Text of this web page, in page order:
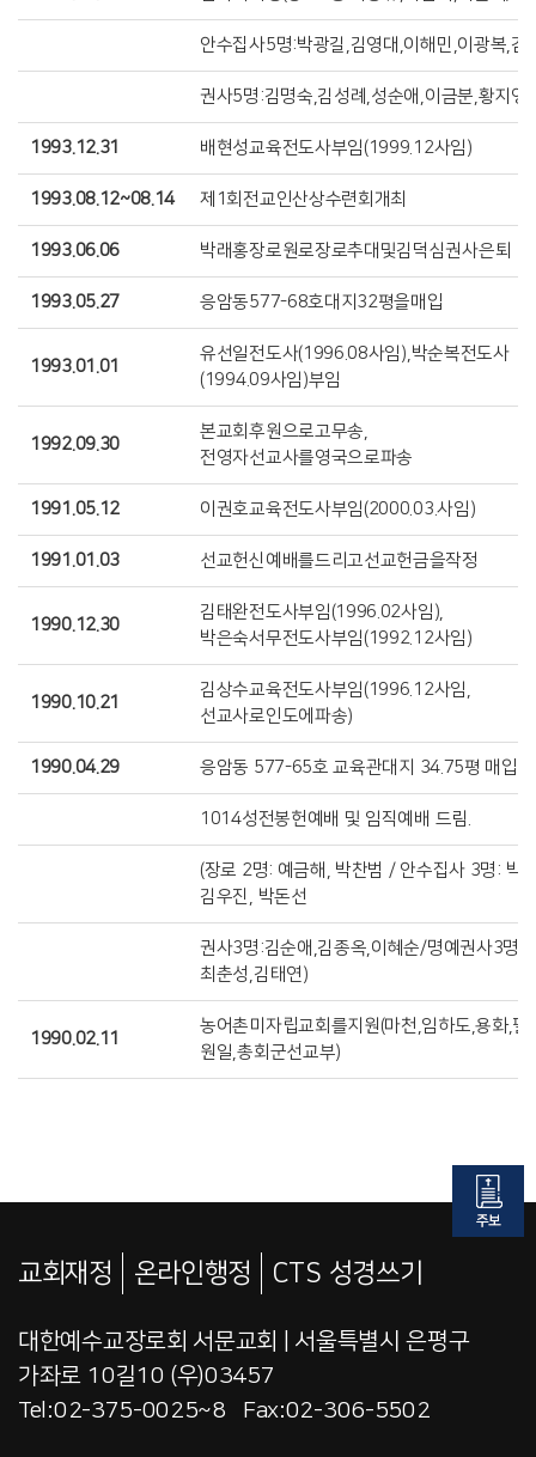
안수집사5명:박광길,김영대,이해민,이광복,김
권사5명:김명숙,김성례,성순애,이금분,황지영)
1993.12.31 배현성교육전도사부임(1999.12사임)
1993.08.12~08.14 제1회전교인산상수련회개최
1993.06.06 박래홍장로원로장로추대및김덕심권사은퇴
1993.05.27 응암동577-68호대지32평을매입
1993.01.01
유선일전도사(1996.08사임),박순복전도사
(1994.09사임)부임
1992.09.30
본교회후원으로고무송,
전영자선교사를영국으로파송
1991.05.12 이권호교육전도사부임(2000.03.사임)
1991.01.03 선교헌신예배를드리고선교헌금을작정
1990.12.30
김태완전도사부임(1996.02사임),
박은숙서무전도사부임(1992.12사임)
1990.10.21
김상수교육전도사부임(1996.12사임,
선교사로인도에파송)
1990.04.29 응암동 577-65호 교육관대지 34.75평 매입.
1014성전봉헌예배 및 임직예배 드림.
(장로 2명: 예금해, 박찬범 / 안수집사 3명: 박
김우진, 박돈선
권사3명:김순애,김종옥,이혜순/명예권사3명:
최춘성,김태연)
1990.02.11
농어촌미자립교회를지원(마천,임하도,용화,필
원일,총회군선교부)
교회재정 온라인행정 CTS 성경쓰기
대한예수교장로회 서문교회 | 서울특별시 은평구
가좌로 10길10 (우)03457
Tel:02-375-0025~8 Fax:02-306-5502